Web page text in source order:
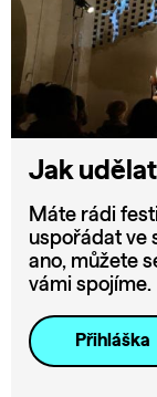
Jak
Máte rádi
uspořádat ve
ano, můžete
vámi spojíme.
Přihláška